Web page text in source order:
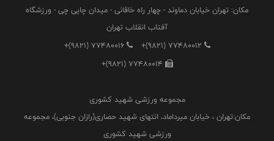
مکان: تهران خیابان دماوند - چهار راه خاقانی - میدان چایی چی - ورزشگاه
آفتاب انقلاب تهران
+(9821) 77480012
+(9821) 77480016
+(9821) 77480014
مجموعه ورزشی شهید کشوری
مکان:تهران ، خیابان میرداماد، انتهای شهید حصاری(رازان جنوبی)، مجموعه
ورزشی شهید کشوری